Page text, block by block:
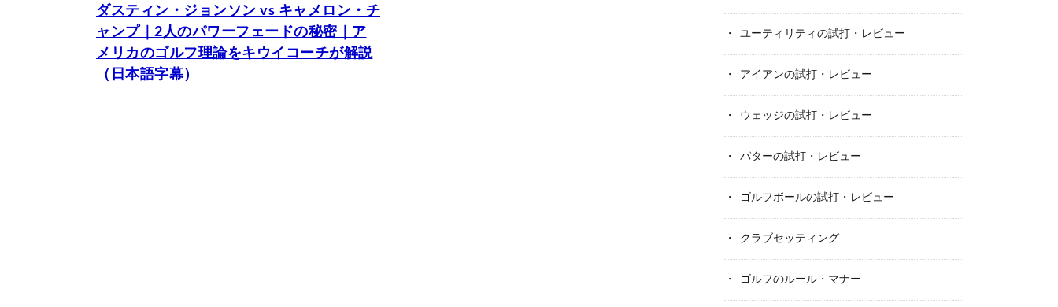
ダスティン・ジョンソン vs キャメロン・チ
ャンプ｜2人のパワーフェードの秘密｜ア
メリカのゴルフ理論をキウイコーチが解説
（日本語字幕）
ユーティリティの試打・レビュー
アイアンの試打・レビュー
ウェッジの試打・レビュー
パターの試打・レビュー
ゴルフボールの試打・レビュー
クラブセッティング
ゴルフのルール・マナー